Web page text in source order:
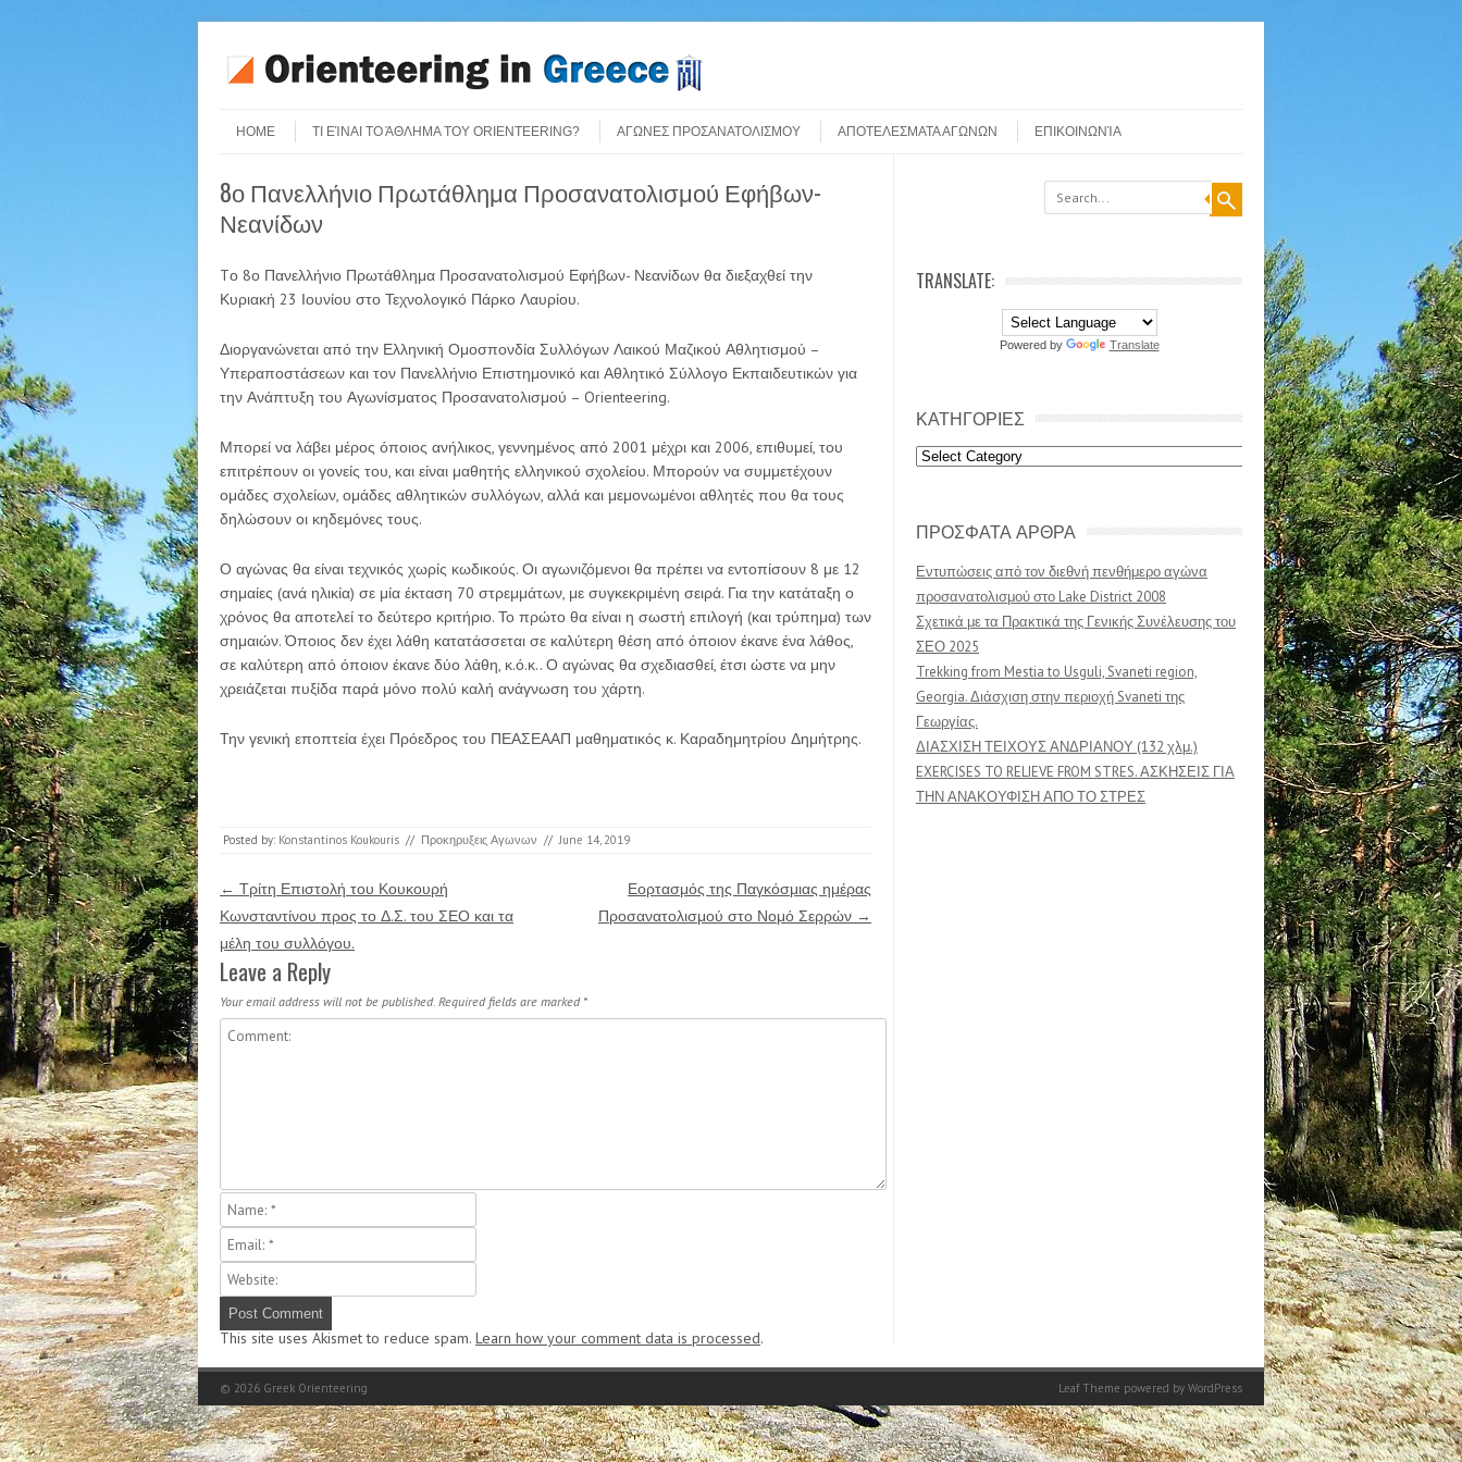
Menu
HOME
ΤΙ ΕΊΝΑΙ ΤΟ ΆΘΛΗΜΑ ΤΟΥ ORIENTEERING? ΑΓΩΝΕΣ ΠΡΟΣΑΝΑΤΟΛΙΣΜΟΥ ΑΠΟΤΕΛΕΣΜΑΤΑ ΑΓΩΝΩΝ ΕΠΙΚΟΙΝΩΝΊΑ
8ο Πανελλήνιο Πρωτάθλημα Προσανατολισμού Εφήβων-
Νεανίδων
Tο 8ο Πανελλήνιο Πρωτάθλημα Προσανατολισμού Εφήβων- Νεανίδων θα διεξαχθεί την
Κυριακή 23 Ιουνίου στο Τεχνολογικό Πάρκο Λαυρίου.
Διοργανώνεται από την Ελληνική Ομοσπονδία Συλλόγων Λαικού Μαζικού Αθλητισμού –
Υπεραποστάσεων και τον Πανελλήνιο Επιστημονικό και Αθλητικό Σύλλογο Εκπαιδευτικών για
την Ανάπτυξη του Αγωνίσματος Προσανατολισμού – Orienteering.
Μπορεί να λάβει μέρος όποιος ανήλικος, γεννημένος από 2001 μέχρι και 2006, επιθυμεί, του
επιτρέπουν οι γονείς του, και είναι μαθητής ελληνικού σχολείου. Μπορούν να συμμετέχουν
ομάδες σχολείων, ομάδες αθλητικών συλλόγων, αλλά και μεμονωμένοι αθλητές που θα τους
δηλώσουν οι κηδεμόνες τους.
Ο αγώνας θα είναι τεχνικός χωρίς κωδικούς. Οι αγωνιζόμενοι θα πρέπει να εντοπίσουν 8 με 12
σημαίες (ανά ηλικία) σε μία έκταση 70 στρεμμάτων, με συγκεκριμένη σειρά. Για την κατάταξη ο
χρόνος θα αποτελεί το δεύτερο κριτήριο. Το πρώτο θα είναι η σωστή επιλογή (και τρύπημα) των
σημαιών. Όποιος δεν έχει λάθη κατατάσσεται σε καλύτερη θέση από όποιον έκανε ένα λάθος,
σε καλύτερη από όποιον έκανε δύο λάθη, κ.ό.κ.. Ο αγώνας θα σχεδιασθεί, έτσι ώστε να μην
χρειάζεται πυξίδα παρά μόνο πολύ καλή ανάγνωση του χάρτη.
Την γενική εποπτεία έχει Πρόεδρος του ΠΕΑΣΕΑΑΠ μαθηματικός κ. Καραδημητρίου Δημήτρης.
Posted by: Konstantinos Koukouris // Προκηρυξεις Αγωνων // June 14, 2019
Post navigation
← Τρίτη Επιστολή του Κουκουρή
Κωνσταντίνου προς το Δ.Σ. του ΣΕΟ και τα
μέλη του συλλόγου.
Εορτασμός της Παγκόσμιας ημέρας
Προσανατολισμού στο Νομό Σερρών →
Leave a Reply
Your email address will not be published. Required fields are marked *
This site uses Akismet to reduce spam. Learn how your comment data is processed.
TRANSLATE:
Powered by Translate
ΚΑΤΗΓΟΡΙΕΣ
Κατηγοριες
ΠΡΟΣΦΑΤΑ ΑΡΘΡΑ
Εντυπώσεις από τον διεθνή πενθήμερο αγώνα
προσανατολισμού στο Lake District 2008
Σχετικά με τα Πρακτικά της Γενικής Συνέλευσης του
ΣΕΟ 2025
Trekking from Mestia to Usguli, Svaneti region,
Georgia. Διάσχιση στην περιοχή Svaneti της
Γεωργίας.
ΔΙΑΣΧΙΣΗ ΤΕΙΧΟΥΣ ΑΝΔΡΙΑΝΟΥ (132 χλμ.)
EXERCISES TO RELIEVE FROM STRES. ΑΣΚΗΣΕΙΣ ΓΙΑ
ΤΗΝ ΑΝΑΚΟΥΦΙΣΗ ΑΠΟ ΤΟ ΣΤΡΕΣ
© 2026 Greek Orienteering Leaf Theme powered by WordPress